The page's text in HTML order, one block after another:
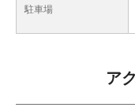
駐車場
ア